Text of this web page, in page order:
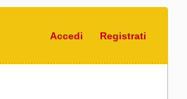
Accedi Registrati